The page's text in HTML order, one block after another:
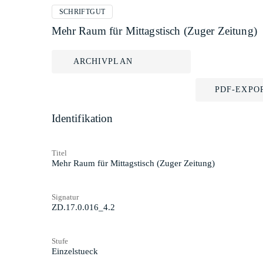
SCHRIFTGUT
Mehr Raum für Mittagstisch (Zuger Zeitung)
ARCHIVPLAN
PDF-
Identifikation
Titel
Mehr Raum für Mittagstisch (Zuger Zeitung)
Signatur
ZD.17.0.016_4.2
Stufe
Einzelstueck